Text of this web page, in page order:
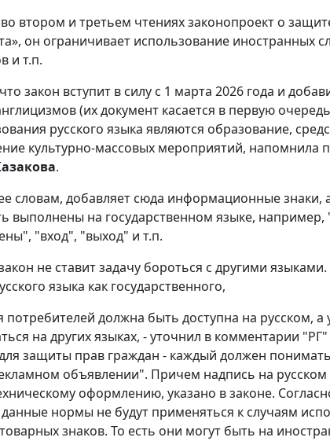
втором и третьем чтениях законопроект о
он ограничивает использование иностранных
и т.п.
закон вступит в силу с 1 марта 2026 года и
(их документ касается в первую
русского языка являются образование,
культурно-массовых мероприятий, напомнила
.
словам, добавляет сюда информационные знаки,
выполнены на государственном языке, например,
"вход", "выход" и т.п.
не ставит задачу бороться с другими
языка как государственного,
должна быть доступна на русском,
на других языках, - уточнил в комментарии "РГ"
защиты прав граждан - каждый должен
объявлении". Причем надпись на
оформлению, указано в законе.
нормы не будут применяться к случаям
знаков. То есть они могут быть на